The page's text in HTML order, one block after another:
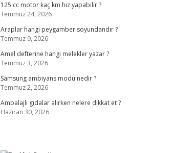
125 cc motor kaç km hız yapabilir ?
Temmuz 24, 2026
Araplar hangi peygamber soyundandır ?
Temmuz 9, 2026
Amel defterine hangi melekler yazar ?
Temmuz 3, 2026
Samsung ambiyans modu nedir ?
Temmuz 2, 2026
Ambalajlı gıdalar alırken nelere dikkat et ?
Haziran 30, 2026